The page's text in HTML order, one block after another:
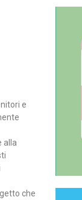
e
alla
che